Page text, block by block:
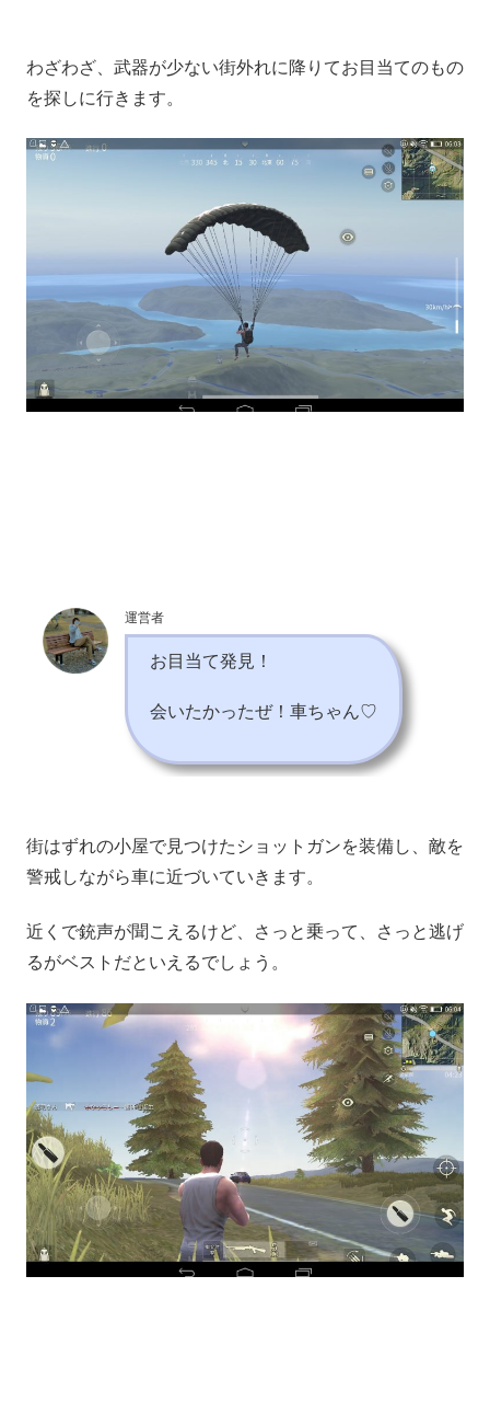
わざわざ、武器が少ない街外れに降りてお目当てのもの
を探しに行きます。
運営者
お目当て発見！
会いたかったぜ！車ちゃん♡
街はずれの小屋で見つけたショットガンを装備し、敵を
警戒しながら車に近づいていきます。
近くで銃声が聞こえるけど、さっと乗って、さっと逃げ
るがベストだといえるでしょう。